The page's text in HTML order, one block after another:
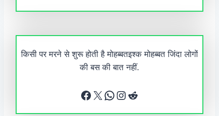
किसी पर मरने से शुरू होती है मोहब्बतइश्क मोहब्बत जिंदा लोगों
की बस की बात नहीं.
Facebook X WhatsApp Instagram Reddit